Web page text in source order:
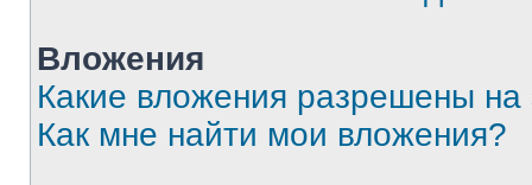
Вложения
Какие вложения разрешены
Как мне найти мои вложения?